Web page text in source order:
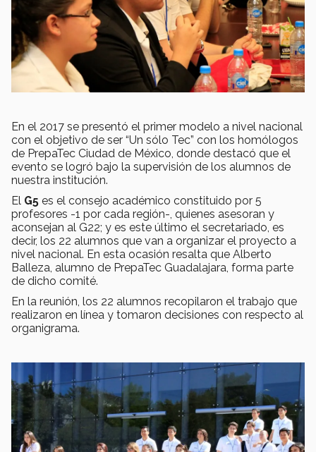
En el 2017 se presentó el primer modelo a nivel nacional
con el objetivo de ser “Un sólo Tec” con los homólogos
de PrepaTec Ciudad de México, donde destacó que el
evento se logró bajo la supervisión de los alumnos de
nuestra institución.
El G5 es el consejo académico constituido por 5
profesores -1 por cada región-, quienes asesoran y
aconsejan al G22; y es este último el secretariado, es
decir, los 22 alumnos que van a organizar el proyecto a
nivel nacional. En esta ocasión resalta que Alberto
Balleza, alumno de PrepaTec Guadalajara, forma parte
de dicho comité.
En la reunión, los 22 alumnos recopilaron el trabajo que
realizaron en línea y tomaron decisiones con respecto al
organigrama.